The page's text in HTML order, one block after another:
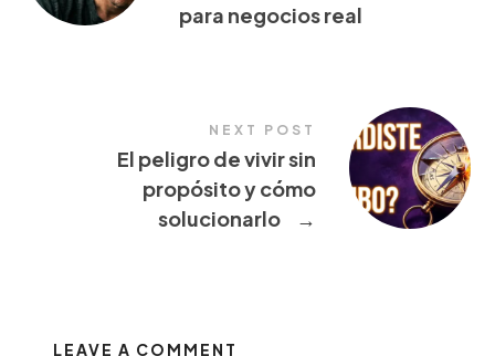
para negocios real
NEXT POST
El peligro de vivir sin
propósito y cómo
solucionarlo
→
LEAVE A COMMENT